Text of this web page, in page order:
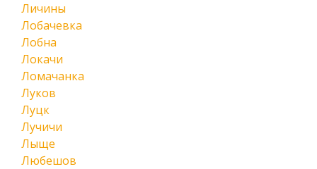
Личины
Лобачевка
Лобна
Локачи
Ломачанка
Луков
Луцк
Лучичи
Лыще
Любешов